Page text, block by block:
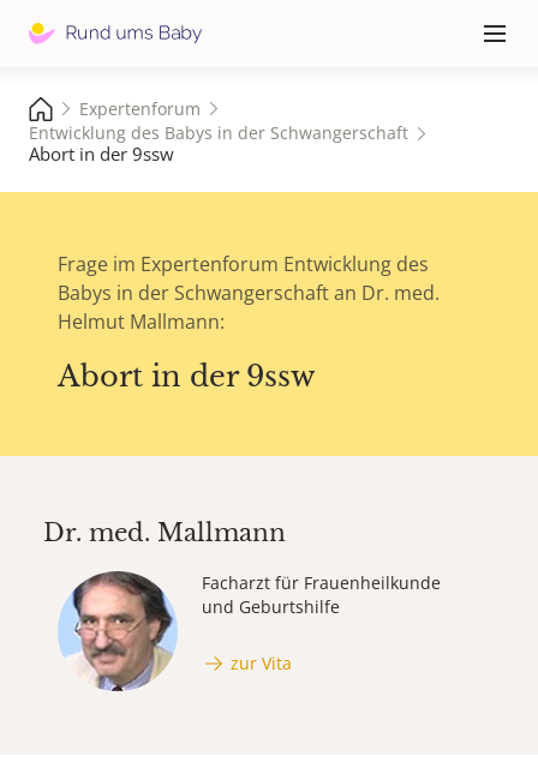
≡
Expertenforum
Entwicklung des Babys in der Schwangerschaft
Abort in der 9ssw
Frage im Expertenforum Entwicklung des
Babys in der Schwangerschaft an Dr. med.
Helmut Mallmann:
Abort in der 9ssw
Dr. med. Mallmann
Facharzt für Frauenheilkunde
und Geburtshilfe
zur Vita